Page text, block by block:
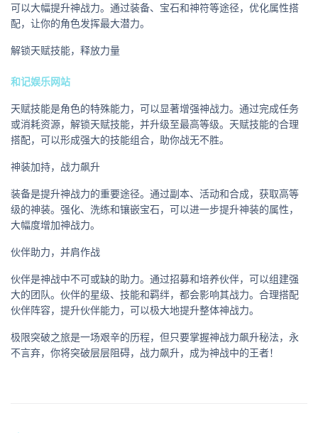
可以大幅提升神战力。通过装备、宝石和神符等途径，优化属性搭
配，让你的角色发挥最大潜力。
解锁天赋技能，释放力量
和记娱乐网站
天赋技能是角色的特殊能力，可以显著增强神战力。通过完成任务
或消耗资源，解锁天赋技能，并升级至最高等级。天赋技能的合理
搭配，可以形成强大的技能组合，助你战无不胜。
神装加持，战力飙升
装备是提升神战力的重要途径。通过副本、活动和合成，获取高等
级的神装。强化、洗练和镶嵌宝石，可以进一步提升神装的属性，
大幅度增加神战力。
伙伴助力，并肩作战
伙伴是神战中不可或缺的助力。通过招募和培养伙伴，可以组建强
大的团队。伙伴的星级、技能和羁绊，都会影响其战力。合理搭配
伙伴阵容，提升伙伴能力，可以极大地提升整体神战力。
极限突破之旅是一场艰辛的历程，但只要掌握神战力飙升秘法，永
不言弃，你将突破层层阻碍，战力飙升，成为神战中的王者！